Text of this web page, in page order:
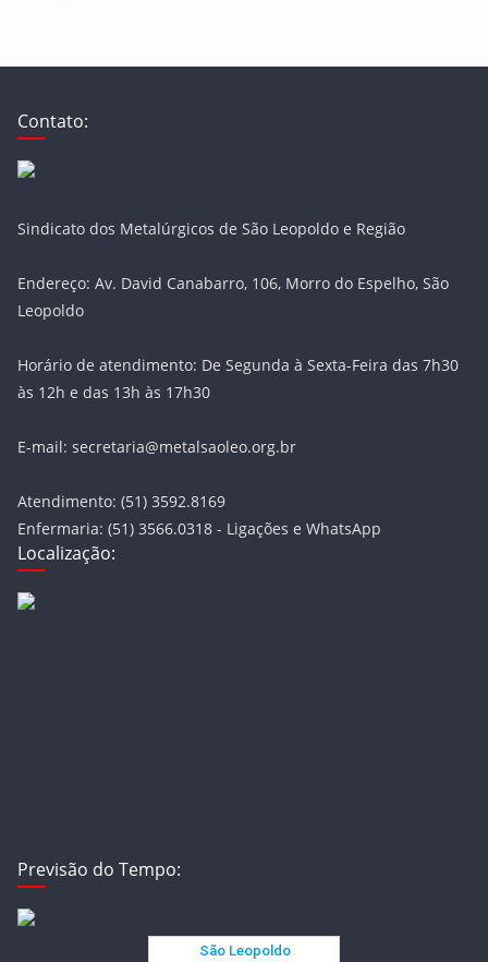
Contato:
Sindicato dos Metalúrgicos de São Leopoldo e Região
Endereço: Av. David Canabarro, 106, Morro do Espelho, São
Leopoldo
Horário de atendimento: De Segunda à Sexta-Feira das 7h30
às 12h e das 13h às 17h30
E-mail: secretaria@metalsaoleo.org.br
Atendimento: (51) 3592.8169
Enfermaria: (51) 3566.0318 - Ligações e WhatsApp
Localização:
Previsão do Tempo: